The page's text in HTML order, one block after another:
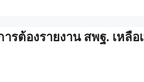
ต้องรายงาน สพฐ. เหลือ